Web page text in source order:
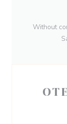
Without